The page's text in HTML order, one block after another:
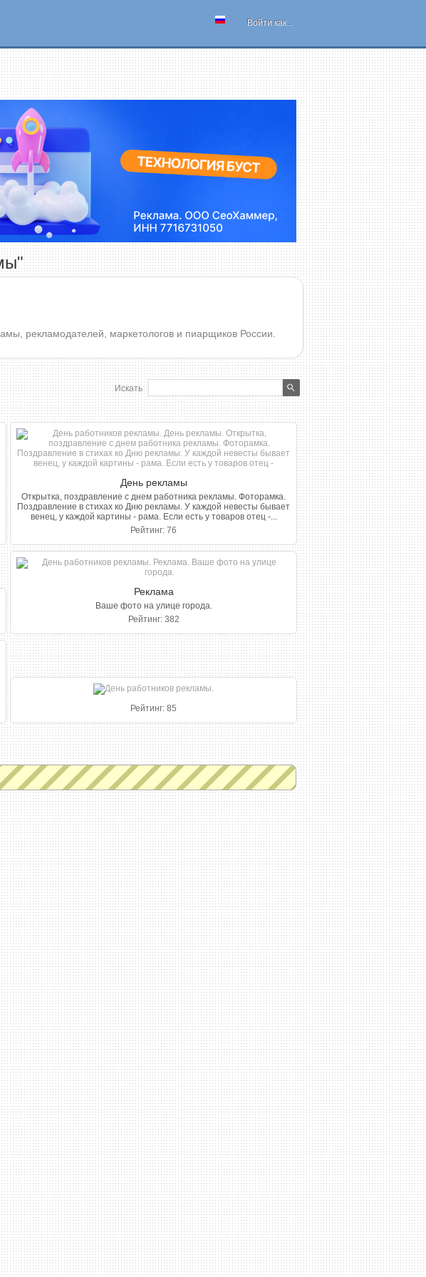
Войти как...
рекламодателей, маркетологов и пиарщиков России.
Искать
День рекламы
Открытка, поздравление с днем работника рекламы. Фоторамка.
Поздравление в стихах ко Дню рекламы. У каждой невесты бывает
венец, у каждой картины - рама. Если есть у товаров отец -...
Рейтинг: 76
Реклама
Ваше фото на улице города.
Рейтинг: 382
Рейтинг: 85